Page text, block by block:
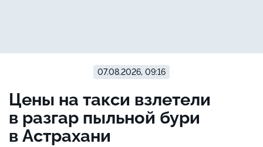
07.08.2026, 09:16
Цены на такси взлетели
в разгар пыльной бури
в Астрахани